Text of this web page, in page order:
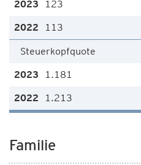
123
113
Steuerkopfquote
1.181
1.213
Familie